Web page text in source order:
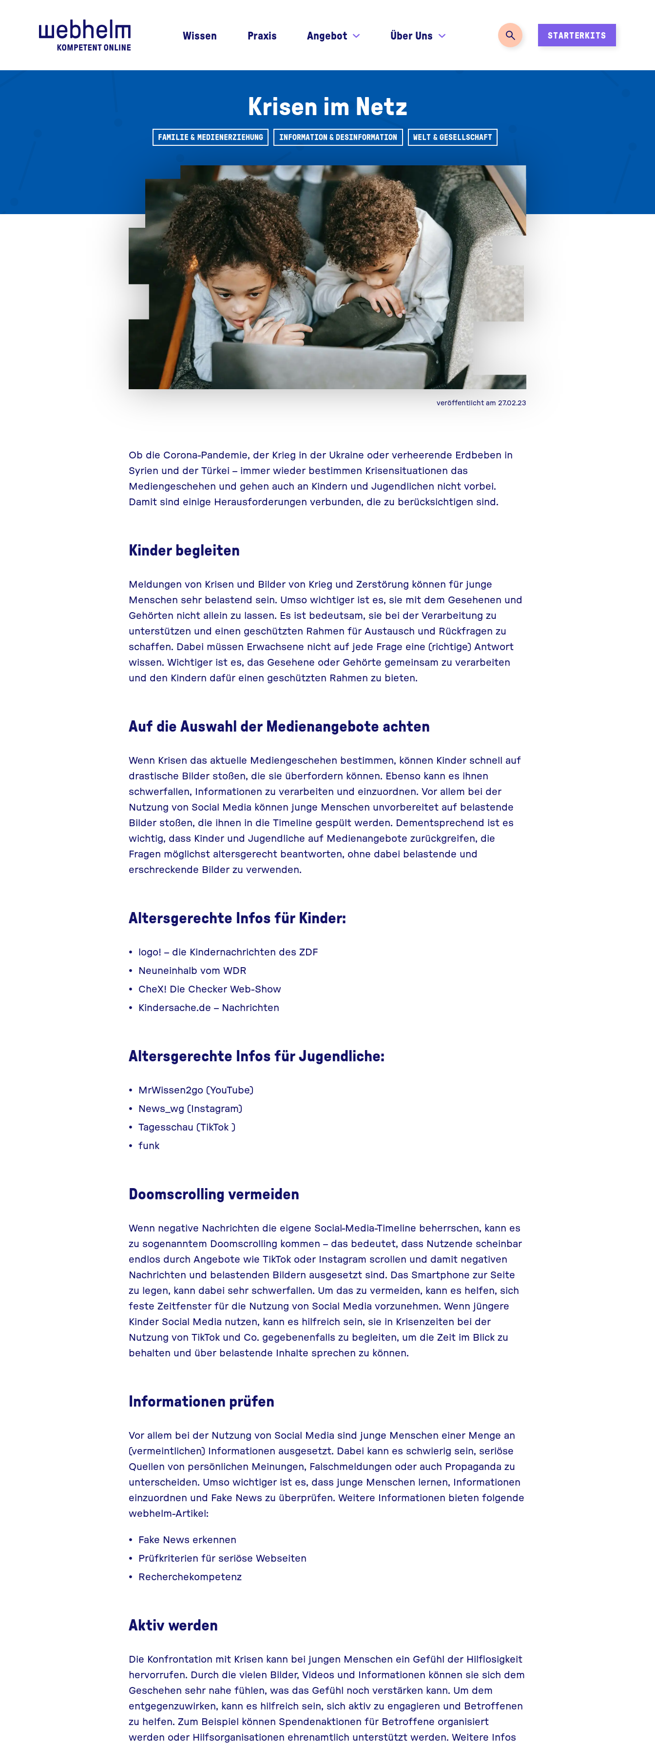
Wissen Praxis Angebot Über Uns STARTERKITS
Krisen im Netz
FAMILIE & MEDIENERZIEHUNG INFORMATION & DESINFORMATION WELT & GESELLSCHAFT
veröffentlicht am 27.02.23
Ob die Corona-Pandemie, der Krieg in der Ukraine oder verheerende Erdbeben in
Syrien und der Türkei – immer wieder bestimmen Krisensituationen das
Mediengeschehen und gehen auch an Kindern und Jugendlichen nicht vorbei.
Damit sind einige Herausforderungen verbunden, die zu berücksichtigen sind.
Kinder begleiten
Meldungen von Krisen und Bilder von Krieg und Zerstörung können für junge
Menschen sehr belastend sein. Umso wichtiger ist es, sie mit dem Gesehenen und
Gehörten nicht allein zu lassen. Es ist bedeutsam, sie bei der Verarbeitung zu
unterstützen und einen geschützten Rahmen für Austausch und Rückfragen zu
schaffen. Dabei müssen Erwachsene nicht auf jede Frage eine (richtige) Antwort
wissen. Wichtiger ist es, das Gesehene oder Gehörte gemeinsam zu verarbeiten
und den Kindern dafür einen geschützten Rahmen zu bieten.
Auf die Auswahl der Medienangebote achten
Wenn Krisen das aktuelle Mediengeschehen bestimmen, können Kinder schnell auf
drastische Bilder stoßen, die sie überfordern können. Ebenso kann es ihnen
schwerfallen, Informationen zu verarbeiten und einzuordnen. Vor allem bei der
Nutzung von Social Media können junge Menschen unvorbereitet auf belastende
Bilder stoßen, die ihnen in die Timeline gespült werden. Dementsprechend ist es
wichtig, dass Kinder und Jugendliche auf Medienangebote zurückgreifen, die
Fragen möglichst altersgerecht beantworten, ohne dabei belastende und
erschreckende Bilder zu verwenden.
Altersgerechte Infos für Kinder:
logo! – die Kindernachrichten des ZDF
Neuneinhalb vom WDR
CheX! Die Checker Web-Show
Kindersache.de – Nachrichten
Altersgerechte Infos für Jugendliche:
MrWissen2go (YouTube)
News_wg (Instagram)
Tagesschau (TikTok )
funk
Doomscrolling vermeiden
Wenn negative Nachrichten die eigene Social-Media-Timeline beherrschen, kann es
zu sogenanntem Doomscrolling kommen – das bedeutet, dass Nutzende scheinbar
endlos durch Angebote wie TikTok oder Instagram scrollen und damit negativen
Nachrichten und belastenden Bildern ausgesetzt sind. Das Smartphone zur Seite
zu legen, kann dabei sehr schwerfallen. Um das zu vermeiden, kann es helfen, sich
feste Zeitfenster für die Nutzung von Social Media vorzunehmen. Wenn jüngere
Kinder Social Media nutzen, kann es hilfreich sein, sie in Krisenzeiten bei der
Nutzung von TikTok und Co. gegebenenfalls zu begleiten, um die Zeit im Blick zu
behalten und über belastende Inhalte sprechen zu können.
Informationen prüfen
Vor allem bei der Nutzung von Social Media sind junge Menschen einer Menge an
(vermeintlichen) Informationen ausgesetzt. Dabei kann es schwierig sein, seriöse
Quellen von persönlichen Meinungen, Falschmeldungen oder auch Propaganda zu
unterscheiden. Umso wichtiger ist es, dass junge Menschen lernen, Informationen
einzuordnen und Fake News zu überprüfen. Weitere Informationen bieten folgende
webhelm-Artikel:
Fake News erkennen
Prüfkriterien für seriöse Webseiten
Recherchekompetenz
Aktiv werden
Die Konfrontation mit Krisen kann bei jungen Menschen ein Gefühl der Hilflosigkeit
hervorrufen. Durch die vielen Bilder, Videos und Informationen können sie sich dem
Geschehen sehr nahe fühlen, was das Gefühl noch verstärken kann. Um dem
entgegenzuwirken, kann es hilfreich sein, sich aktiv zu engagieren und Betroffenen
zu helfen. Zum Beispiel können Spendenaktionen für Betroffene organisiert
werden oder Hilfsorganisationen ehrenamtlich unterstützt werden. Weitere Infos